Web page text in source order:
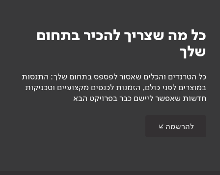
כל מה שצריך להכיר בתחום
שלך
כל הטרנדים והכלים שאסור לפספס בתחום שלך: התנסות
במוצרים לפני כולם, הזמנות לכנסים מקצועיים וטכניקות
חדשות שאפשר ליישם כבר בפרויקט הבא
להרשמה